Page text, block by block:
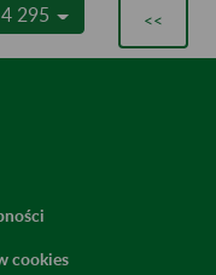
295 <<
cookies